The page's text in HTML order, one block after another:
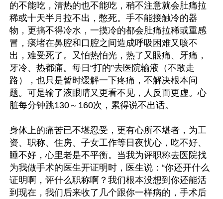
的不能吃，清热的也不能吃，稍不注意就会肚痛拉
稀或十天半月拉不出，憋死。手不能接触冷的器
物，更搞不得冷水，一摸冷的都会肚痛拉稀或重感
冒，痰堵在鼻腔和口腔之间造成呼吸困难又咳不
出，难受死了。又怕热怕光，热了又眼痛、牙痛，
牙冷、热都痛。每日“打的”去医院输液（不敢走
路），也只是暂时缓解一下疼痛，不解决根本问
题。可是输了液眼睛又更看不见，人反而更虚。心
脏每分钟跳130～160次，累得说不出话。
身体上的痛苦已不堪忍受，更有心所不堪者，为工
资、职称、住房、子女工作等日夜忧心，吃不好、
睡不好，心里老是不平衡。当我为评职称去医院找
为我做手术的医生开证明时，医生说：“你还开什么
证明啊，评什么职称啊？我们根本没想到你还能活
到现在，我们后来收了几个跟你一样病的，手术后